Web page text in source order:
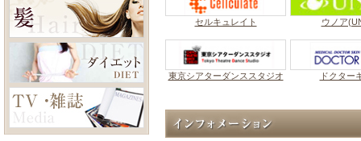
セルキュレイト ウノア
東京シアターダンススタジオ ドクター